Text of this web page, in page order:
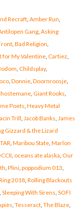
Recraft, Amber Run
Gang, Asking
, Bad Religion
for My Valentine, Cartiez
Childsplay,
, Donnie, Doornroosje,
, Giant Rooks
Poets Heavy Metal
Trill Jacob Banks James
Gizzard & the Lizard
Maribou State, Marlon
oceans ate alaska Our
Plini, poppodium 013
2018, Rolling Blackouts
Sleeping With Sirens SOFI
Tesseract, The Blaze,